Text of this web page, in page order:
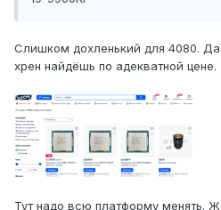
Слишком дохленький для 4080.
хрен найдёшь по адекватной цене.
Тут надо всю платформу менять.